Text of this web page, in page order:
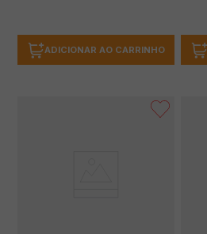
ADICIONAR AO CARRINHO